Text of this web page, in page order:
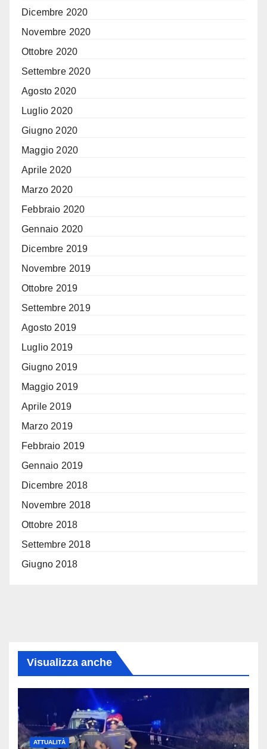
Dicembre 2020
Novembre 2020
Ottobre 2020
Settembre 2020
Agosto 2020
Luglio 2020
Giugno 2020
Maggio 2020
Aprile 2020
Marzo 2020
Febbraio 2020
Gennaio 2020
Dicembre 2019
Novembre 2019
Ottobre 2019
Settembre 2019
Agosto 2019
Luglio 2019
Giugno 2019
Maggio 2019
Aprile 2019
Marzo 2019
Febbraio 2019
Gennaio 2019
Dicembre 2018
Novembre 2018
Ottobre 2018
Settembre 2018
Giugno 2018
Visualizza anche
ATTUALITÀ